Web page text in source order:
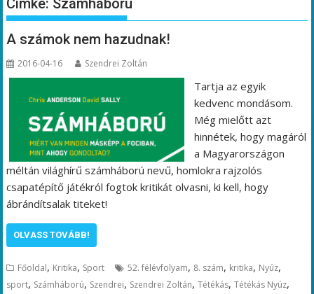
Címke: Számháború
A számok nem hazudnak!
2016-04-16 Szendrei Zoltán
Tartja az egyik
kedvenc mondásom.
Még mielőtt azt
hinnétek, hogy magáról
a Magyarországon
méltán világhírű számháború nevű, homlokra rajzolós
csapatépítő játékról fogtok kritikát olvasni, ki kell, hogy
ábrándítsalak titeket!
OLVASS TOVÁBB!
Főoldal, Kritika, Sport 52. félévfolyam, 8. szám, kritika, Nyúz,
sport, Számháború, Szendrei, Szendrei Zoltán,Tétékás,Tétékás Nyúz,